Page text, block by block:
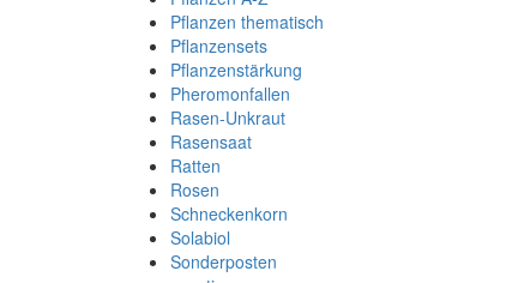
Pflanzen thematisch
Pflanzensets
Pflanzenstärkung
Pheromonfallen
Rasen-Unkraut
Rasensaat
Ratten
Rosen
Schneckenkorn
Solabiol
Sonderposten